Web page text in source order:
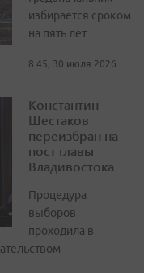
избирается сроком
на пять лет
8:45, 30 июля 2026
Константин
Шестаков
переизбран на
пост главы
Владивостока
Процедура
выборов
проходила в